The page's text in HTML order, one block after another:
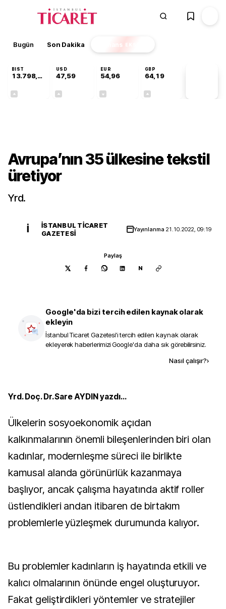
Bugün Son Dakika Finans EKSTRA
BIST
13.798,82
USD
47,59
EUR
54,96
GBP
64,19
Avrupa’nın 35 ülkesine tekstil
üretiyor
Yrd.
İ
İSTANBUL TICARET
GAZETESI
Yayınlanma 21.10.2022, 09:19
Paylaş
N
Google'da bizi tercih edilen kaynak olarak
ekleyin
İstanbul Ticaret Gazetesi'i tercih edilen kaynak olarak
ekleyerek haberlerimizi Google'da daha sık görebilirsiniz.
Nasıl çalışır?›
Yrd. Doç. Dr. Sare AYDIN yazdı...
Ülkelerin sosyoekonomik açıdan
kalkınmalarının önemli bileşenlerinden biri olan
kadınlar, modernleşme süreci ile birlikte
kamusal alanda görünürlük kazanmaya
başlıyor, ancak çalışma hayatında aktif roller
üstlendikleri andan itibaren de birtakım
problemlerle yüzleşmek durumunda kalıyor.
Bu problemler kadınların iş hayatında etkili ve
kalıcı olmalarının önünde engel oluşturuyor.
Fakat geliştirdikleri yöntemler ve stratejiler